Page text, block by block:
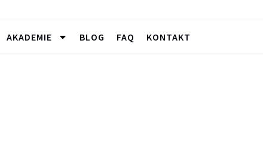
AKADEMIE BLOG FAQ KONTAKT